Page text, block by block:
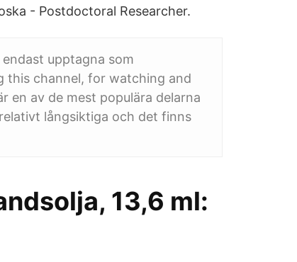
- Postdoctoral Researcher.
upptagna som
this channel, for watching and
en av de mest populära delarna
långsiktiga och det finns
13,6 ml: